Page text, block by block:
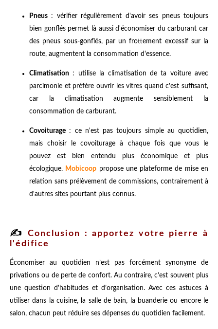
Pneus : vérifier régulièrement d'avoir ses pneus toujours
bien gonflés permet là aussi d'économiser du carburant car
des pneus sous-gonflés, par un frottement excessif sur la
route, augmentent la consommation d'essence.
Climatisation : utilise la climatisation de ta voiture avec
parcimonie et préfère ouvrir les vitres quand c'est suffisant,
car la climatisation augmente sensiblement la
consommation de carburant.
Covoiturage : ce n'est pas toujours simple au quotidien,
mais choisir le covoiturage à chaque fois que vous le
pouvez est bien entendu plus économique et plus
écologique. Mobicoop propose une plateforme de mise en
relation sans prélèvement de commissions, contrairement à
d'autres sites pourtant plus connus.
✍️
Conclusion : apportez votre pierre à
l'édifice
Économiser au quotidien n’est pas forcément synonyme de
privations ou de perte de confort. Au contraire, c’est souvent plus
une question d'habitudes et d’organisation. Avec ces astuces à
utiliser dans la cuisine, la salle de bain, la buanderie ou encore le
salon, chacun peut réduire ses dépenses du quotidien facilement.